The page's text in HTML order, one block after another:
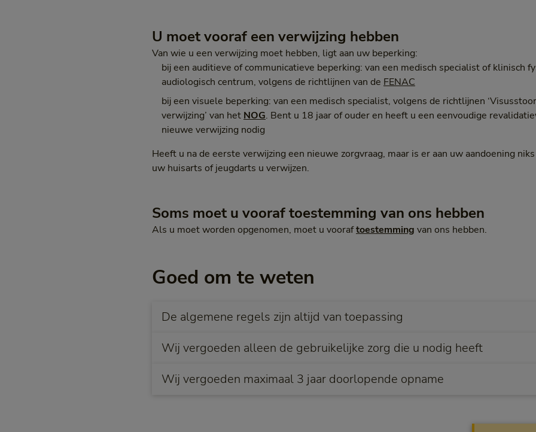
U moet vooraf een verwijzing hebben
Van wie u een verwijzing moet hebben, ligt aan uw beperking:
bij een auditieve of communicatieve beperking: van een medisch specialist of klinisch
audiologisch centrum, volgens de richtlijnen van de FENAC
bij een visuele beperking: van een medisch specialist, volgens de richtlijnen
verwijzing’ van het NOG. Bent u 18 jaar of ouder en heeft u een eenvoudige
nieuwe verwijzing nodig
Heeft u na de eerste verwijzing een nieuwe zorgvraag, maar is er aan uw aandoening
uw huisarts of jeugdarts u verwijzen.
Soms moet u vooraf toestemming van ons hebben
Als u moet worden opgenomen, moet u vooraftoestemming van ons hebben.
Goed om te weten
De algemene regels zijn altijd van toepassing
Wij vergoeden alleen de gebruikelijke zorg die u nodig heeft
Wij vergoeden maximaal 3 jaar doorlopende opname